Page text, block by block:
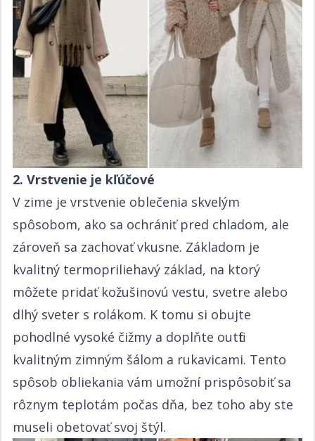
2. Vrstvenie je kľúčové​​​​‌ ‍ ​‍​‍‌‍ ‌ ​‍‌‍‍‌‌‍‌ ‌‍‍‌‌‍ ‍​‍​‍​ ‍‍​‍​‍‌ ​ ‌‍​‌‌‍ ‍‌‍‍‌‌ ‌​‌ ‍‌​‍ ‍‌‍‍‌‌‍ ​‍​‍​‍ ​​‍​‍‌‍‍​‌ ​‍‌‍‌‌‌‍‌‍​‍​‍​ ‍‍​‍​‍‌‍‍​‌ ‌​‌ ‌​‌ ​​​ ‍‍​‍ ​‍ ‌‍ ​‌‍ ‌‍​ ‌‍​‌‌‍ ​‌‍‍​‌‍ ‌ ​ ‌ ‌​​ ‍‍​ ​ ​ ​​​ ​​​ ​​​‍ ‌ ​ ‌ ‌​‌ ‌‌‌‍‌​‌‍‍‌‌‍ ​‍ ‌‍‍‌‌‍ ‍‌ ‌​‌‍‌‌‌‍ ‍‌ ‌​​‍ ‌‍‌‌‌‍‌​‌‍‍‌‌ ‌​​‍ ‌‍ ‌‌‍ ‌‍‌​‌‍‌‌​ ‌‌ ​​‌ ​‍‌‍‌‌‌ ​ ‌‍‌‌‌‍ ‍‌ ‌​‌‍​‌‌ ‌​‌‍‍‌‌‍ ‌‍ ‍​ ‍ ‌‍‍‌‌‍‌​​ ‌‌ ​​‌‍ ‌ ​ ‌ ‌​​‍ ‌​ ​‍​ ​‌​ ‍​​ ​‍​ ‌ ​ ‍​​ ‍​​ ‍ ‌ ‌​‌ ‍‌‌ ​​‌‍‌‌​ ‌‌ ​​‌‍ ‌ ​ ‌ ‌​​ ‍ ‌ ​​‌‍​‌‌ ‌​‌‍‍​​ ‌‌‍​ ‌‍ ‌‍ ‍‌ ‌​‌‍‌‌‌‍ ‍‌ ‌​​‍‌‌​ ‌‌‌​​‍‌‌ ‌‍‍ ‌‍‌‌‌ ‍‌​‍‌‌​ ​ ‌​‌​​‍‌‌​ ​ ‌​‌​​‍‌‌​ ​‍​ ​‍​ ‌‍‌‍​‌​ ‌‍‌‍‌‌​ ‌‌​ ‍​​ ​​​ ‌‌‌‍​ ​ ​‌​ ‌ ​ ‌‌​‍‌‌​ ​‍​ ​‍​‍‌‌​ ‌‌‌​‌​​‍ ‍‌‍​ ‌‍‍​‌‍‍‌‌‍ ​‌‍‌​‌ ​‍‌‍‌‌‌‍ ‍​‍‌‌​ ‌‌‌​​‍‌‌ ‌‍‍ ‌‍‌‌‌ ‍‌​‍‌‌​ ​ ‌​‌​​‍‌‌​ ​ ‌​‌​​‍‌‌​ ​‍​ ​‍​ ‌‍‌‍​‌​ ‌‍‌‍‌‌​ ‌‌​ ‍​​ ​​​ ‌‌‌‍​ ​ ​‌​ ‌ ​ ‌‌​ ​​​‍‌‌​ ​‍​ ​‍​‍‌‌​ ‌‌‌​‌​​‍ ‍‌ ‌​‌‍‌‌‌ ‍​‌ ‌​​ ‌‍​‍‌‍​‌‌ ​ ‌‍‌‌‌‌‌‌‌ ​‍‌‍ ​​ ‌‌‍‍​‌ ‌​‌ ‌​‌ ​​​‍‌‌​ ​ ‌​​‌​‍‌‌​ ​‍‌​‌‍​‍‌‌​ ​‍‌​‌‍‌‍ ​‌‍ ‌‍​ ‌‍​‌‌‍ ​‌‍‍​‌‍ ‌ ​ ‌ ‌​​‍‌‌​ ​ ‌​​‌​ ​ ​ ​​​ ​​​ ​​​‍‌‌​ ​‍‌​‌‍‌ ​ ‌ ‌​‌ ‌‌‌‍‌​‌‍‍‌‌‍ ​‍‌‍‌‍‍‌‌‍‌​​ ‌‌ ​​‌‍ ‌ ​ ‌ ‌​​‍ ‌​ ​‍​ ​‌​ ‍​​ ​‍​ ‌ ​ ‍​​ ‍​​‍‌‍‌ ‌​‌ ‍‌‌ ​​‌‍‌‌​ ‌‌ ​​‌‍ ‌ ​ ‌ ‌​​‍‌‍‌ ​​‌‍​‌‌ ‌​‌‍‍​​ ‌‌‍​ ‌‍ ‌‍ ‍‌ ‌​‌‍‌‌‌‍ ‍‌ ‌​​‍‌‌​ ‌‌‌​​‍‌‌ ‌‍‍ ‌‍‌‌‌ ‍‌​‍‌‌​ ​ ‌​‌​​‍‌‌​ ​ ‌​‌​​‍‌‌​ ​‍​ ​‍​ ‌‍‌‍​‌​ ‌‍‌‍‌‌​ ‌‌​ ‍​​ ​​​ ‌‌‌‍​ ​ ​‌​ ‌ ​ ‌‌​‍‌‌​ ​‍​ ​‍​‍‌‌​ ‌‌‌​‌​​‍ ‍‌‍​ ‌‍‍​‌‍‍‌‌‍ ​‌‍‌​‌ ​‍‌‍‌‌‌‍ ‍​‍‌‌​ ‌‌‌​​‍‌‌ ‌‍‍ ‌‍‌‌‌ ‍‌​‍‌‌​ ​ ‌​‌​​‍‌‌​ ​ ‌​‌​​‍‌‌​ ​‍​ ​‍​ ‌‍‌‍​‌​ ‌‍‌‍‌‌​ ‌‌​ ‍​​ ​​​ ‌‌‌‍​ ​ ​‌​ ‌ ​ ‌‌​ ​​​‍‌‌​ ​‍​ ​‍​‍‌‌​ ‌‌‌​‌​​‍ ‍‌ ‌​‌‍‌‌‌ ‍​‌ ‌​​‍‌‍‌ ​​‌‍‌‌‌ ​‍‌ ​ ‌ ​​‌‍‌‌‌‍​ ‌ ‌​‌‍‍‌‌ ‌‍‌‍‌‌​ ‌‌ ​​‌ ‌‌‌‍​‍‌‍ ​‌‍‍‌‌ ​ ‌‍‍​‌‍‌‌‌‍‌​​‍​‍‌ ‌
V zime je vrstvenie oblečenia skvelým
spôsobom, ako sa ochrániť pred chladom, ale
zároveň sa zachovať vkusne. Základom je
kvalitný termopriliehavý základ, na ktorý
môžete pridať kožušinovú vestu, svetre alebo
dlhý sveter s rolákom. K tomu si obujte
pohodlné vysoké čižmy a doplňte outfit
kvalitným zimným šálom a rukavicami. Tento
spôsob obliekania vám umožní prispôsobiť sa
rôznym teplotám počas dňa, bez toho aby ste
museli obetovať svoj štýl.​​​​‌ ‍ ​‍​‍‌‍ ‌ ​‍‌‍‍‌‌‍‌ ‌‍‍‌‌‍ ‍​‍​‍​ ‍‍​‍​‍‌ ​ ‌‍​‌‌‍ ‍‌‍‍‌‌ ‌​‌ ‍‌​‍ ‍‌‍‍‌‌‍ ​‍​‍​‍ ​​‍​‍‌‍‍​‌ ​‍‌‍‌‌‌‍‌‍​‍​‍​ ‍‍​‍​‍‌‍‍​‌ ‌​‌ ‌​‌ ​​​ ‍‍​‍ ​‍ ‌‍ ​‌‍ ‌‍​ ‌‍​‌‌‍ ​‌‍‍​‌‍ ‌ ​ ‌ ‌​​ ‍‍​ ​ ​ ​​​ ​​​ ​​​‍ ‌ ​ ‌ ‌​‌ ‌‌‌‍‌​‌‍‍‌‌‍ ​‍ ‌‍‍‌‌‍ ‍‌ ‌​‌‍‌‌‌‍ ‍‌ ‌​​‍ ‌‍‌‌‌‍‌​‌‍‍‌‌ ‌​​‍ ‌‍ ‌‌‍ ‌‍‌​‌‍‌‌​ ‌‌ ​​‌ ​‍‌‍‌‌‌ ​ ‌‍‌‌‌‍ ‍‌ ‌​‌‍​‌‌ ‌​‌‍‍‌‌‍ ‌‍ ‍​ ‍ ‌‍‍‌‌‍‌​​ ‌‌ ​​‌‍ ‌ ​ ‌ ‌​​‍ ‌​ ​‍​ ​‌​ ‍​​ ​‍​ ‌ ​ ‍​​ ‍​​ ‍ ‌ ‌​‌ ‍‌‌ ​​‌‍‌‌​ ‌‌ ​​‌‍ ‌ ​ ‌ ‌​​ ‍ ‌ ​​‌‍​‌‌ ‌​‌‍‍​​ ‌‌‍​ ‌‍ ‌‍ ‍‌ ‌​‌‍‌‌‌‍ ‍‌ ‌​​‍‌‌​ ‌‌‌​​‍‌‌ ‌‍‍ ‌‍‌‌‌ ‍‌​‍‌‌​ ​ ‌​‌​​‍‌‌​ ​ ‌​‌​​‍‌‌​ ​‍​ ​‍‌‍​ ‌‍​‍​ ​‍​ ​‌​ ‌ ‌‍‌​​ ‍‌‌‍​ ​ ​‍​ ‌ ​ ‍‌​ ​​​‍‌‌​ ​‍​ ​‍​‍‌‌​ ‌‌‌​‌​​‍ ‍‌‍​ ‌‍‍​‌‍‍‌‌‍ ​‌‍‌​‌ ​‍‌‍‌‌‌‍ ‍​‍‌‌​ ‌‌‌​​‍‌‌ ‌‍‍ ‌‍‌‌‌ ‍‌​‍‌‌​ ​ ‌​‌​​‍‌‌​ ​ ‌​‌​​‍‌‌​ ​‍​ ​‍‌‍​ ‌‍​‍​ ​‍​ ​‌​ ‌ ‌‍‌​​ ‍‌‌‍​ ​ ​‍​ ‌ ​ ‍‌​ ​​​ ​​​‍‌‌​ ​‍​ ​‍​‍‌‌​ ‌‌‌​‌​​‍ ‍‌ ‌​‌‍‌‌‌ ‍​‌ ‌​​ ‌‍​‍‌‍​‌‌ ​ ‌‍‌‌‌‌‌‌‌ ​‍‌‍ ​​ ‌‌‍‍​‌ ‌​‌ ‌​‌ ​​​‍‌‌​ ​ ‌​​‌​‍‌‌​ ​‍‌​‌‍​‍‌‌​ ​‍‌​‌‍‌‍ ​‌‍ ‌‍​ ‌‍​‌‌‍ ​‌‍‍​‌‍ ‌ ​ ‌ ‌​​‍‌‌​ ​ ‌​​‌​ ​ ​ ​​​ ​​​ ​​​‍‌‌​ ​‍‌​‌‍‌ ​ ‌ ‌​‌ ‌‌‌‍‌​‌‍‍‌‌‍ ​‍‌‍‌‍‍‌‌‍‌​​ ‌‌ ​​‌‍ ‌ ​ ‌ ‌​​‍ ‌​ ​‍​ ​‌​ ‍​​ ​‍​ ‌ ​ ‍​​ ‍​​‍‌‍‌ ‌​‌ ‍‌‌ ​​‌‍‌‌​ ‌‌ ​​‌‍ ‌ ​ ‌ ‌​​‍‌‍‌ ​​‌‍​‌‌ ‌​‌‍‍​​ ‌‌‍​ ‌‍ ‌‍ ‍‌ ‌​‌‍‌‌‌‍ ‍‌ ‌​​‍‌‌​ ‌‌‌​​‍‌‌ ‌‍‍ ‌‍‌‌‌ ‍‌​‍‌‌​ ​ ‌​‌​​‍‌‌​ ​ ‌​‌​​‍‌‌​ ​‍​ ​‍‌‍​ ‌‍​‍​ ​‍​ ​‌​ ‌ ‌‍‌​​ ‍‌‌‍​ ​ ​‍​ ‌ ​ ‍‌​ ​​​‍‌‌​ ​‍​ ​‍​‍‌‌​ ‌‌‌​‌​​‍ ‍‌‍​ ‌‍‍​‌‍‍‌‌‍ ​‌‍‌​‌ ​‍‌‍‌‌‌‍ ‍​‍‌‌​ ‌‌‌​​‍‌‌ ‌‍‍ ‌‍‌‌‌ ‍‌​‍‌‌​ ​ ‌​‌​​‍‌‌​ ​ ‌​‌​​‍‌‌​ ​‍​ ​‍‌‍​ ‌‍​‍​ ​‍​ ​‌​ ‌ ‌‍‌​​ ‍‌‌‍​ ​ ​‍​ ‌ ​ ‍‌​ ​​​ ​​​‍‌‌​ ​‍​ ​‍​‍‌‌​ ‌‌‌​‌​​‍ ‍‌ ‌​‌‍‌‌‌ ‍​‌ ‌​​‍‌‍‌ ​​‌‍‌‌‌ ​‍‌ ​ ‌ ​​‌‍‌‌‌‍​ ‌ ‌​‌‍‍‌‌ ‌‍‌‍‌‌​ ‌‌ ​​‌ ‌‌‌‍​‍‌‍ ​‌‍‍‌‌ ​ ‌‍‍​‌‍‌‌‌‍‌​​‍​‍‌ ‌